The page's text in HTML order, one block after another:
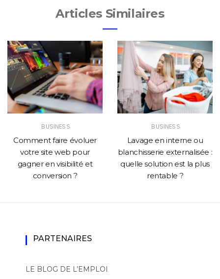
Articles Similaires
BUSINESS
Comment faire évoluer
votre site web pour
gagner en visibilité et
conversion ?
BUSINESS
Lavage en interne ou
blanchisserie externalisée :
quelle solution est la plus
rentable ?
PARTENAIRES
LE BLOG DE L’EMPLOI